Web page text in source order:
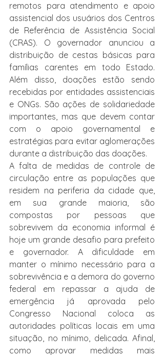
remotos para atendimento e apoio
assistencial dos usuários dos Centros
de Referência de Assistência Social
(CRAS). O governador anunciou a
distribuição de cestas básicas para
famílias carentes em todo Estado.
Além disso, doações estão sendo
recebidas por entidades assistenciais
e ONGs. São ações de solidariedade
importantes, mas que devem contar
com o apoio governamental e
estratégias para evitar aglomerações
durante a distribuição das doações.
A falta de medidas de controle de
circulação entre as populações que
residem na periferia da cidade que,
em sua grande maioria, são
compostas por pessoas que
sobrevivem da economia informal é
hoje um grande desafio para prefeito
e governador. A dificuldade em
manter o mínimo necessário para a
sobrevivência e a demora do governo
federal em repassar a ajuda de
emergência já aprovada pelo
Congresso Nacional coloca as
autoridades políticas locais em uma
situação, no mínimo, delicada. Afinal,
como aprovar medidas mais